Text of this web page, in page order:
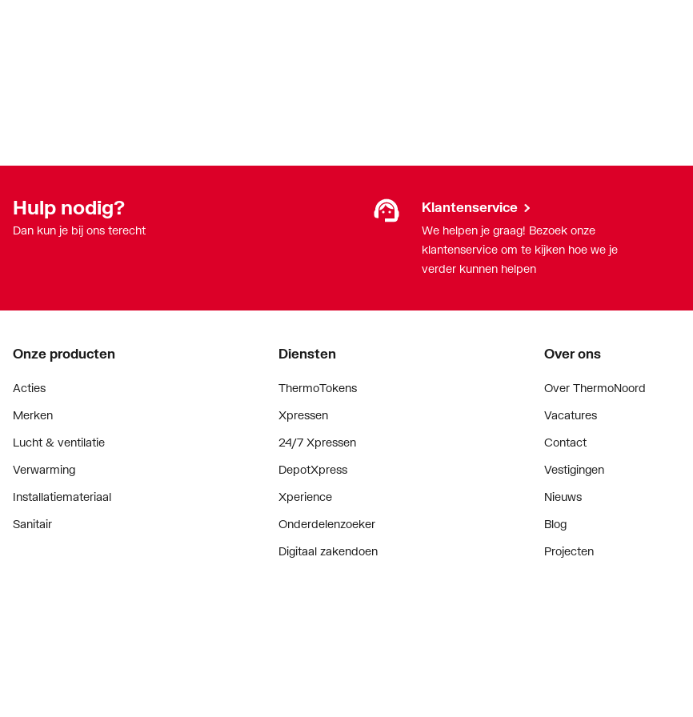
Hulp nodig?
Dan kun je bij ons terecht
Klantenservice
We helpen je graag! Bezoek onze
klantenservice om te kijken hoe we je
verder kunnen helpen
Onze producten
Acties
Merken
Lucht & ventilatie
Verwarming
Installatiemateriaal
Sanitair
Diensten
ThermoTokens
Xpressen
24/7 Xpressen
DepotXpress
Xperience
Onderdelenzoeker
Digitaal zakendoen
Over ons
Over ThermoNoord
Vacatures
Contact
Vestigingen
Nieuws
Blog
Projecten